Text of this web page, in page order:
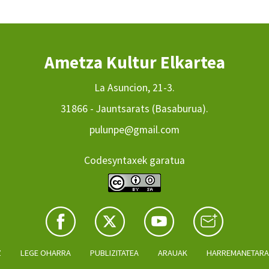
Ametza Kultur Elkartea
La Asuncion, 21-3.
31866 - Jauntsarats (Basaburua).
pulunpe@gmail.com
Codesyntaxek garatua
LEGE OHARRA PUBLIZITATEA ARAUAK